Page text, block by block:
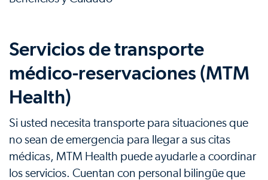
Servicios de transporte
médico-reservaciones (MTM
Health)
Si usted necesita transporte para situaciones que
no sean de emergencia para llegar a sus citas
médicas, MTM Health puede ayudarle a coordinar
los servicios. Cuentan con personal bilingüe que